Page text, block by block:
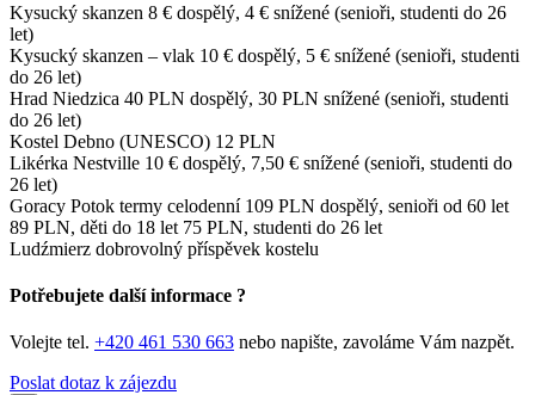
Kysucký skanzen 8 € dospělý, 4 € snížené (senioři, studenti do 26
let)
Kysucký skanzen – vlak 10 € dospělý, 5 € snížené (senioři, studenti
do 26 let)
Hrad Niedzica 40 PLN dospělý, 30 PLN snížené (senioři, studenti
do 26 let)
Kostel Debno (UNESCO) 12 PLN
Likérka Nestville 10 € dospělý, 7,50 € snížené (senioři, studenti do
26 let)
Goracy Potok termy celodenní 109 PLN dospělý, senioři od 60 let
89 PLN, děti do 18 let 75 PLN, studenti do 26 let
Ludźmierz dobrovolný příspěvek kostelu
Potřebujete další informace ?
Volejte tel. +420 461 530 663 nebo napište, zavoláme Vám nazpět.
Poslat dotaz k zájezdu